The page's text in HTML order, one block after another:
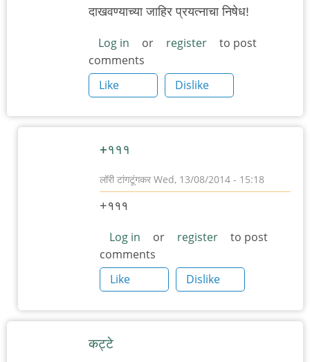
दाखवण्याच्या जाहिर प्रयत्नाचा निषेध!
Log in or register
to post
comments
Like
Dislike
+१११
लॉरी टांगटूंगकर Wed, 13/08/2014 - 15:18
In
निषेध
by
Nile
+१११
Log in or register
to post
comments
Like
Dislike
कट्टे